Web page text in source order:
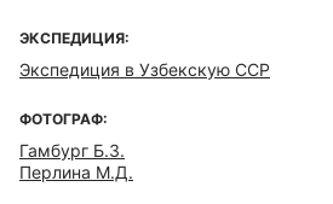
ЭКСПЕДИЦИЯ:
Экспедиция в Узбекскую ССР
ФОТОГРАФ:
Гамбург Б.З.
Перлина М.Д.